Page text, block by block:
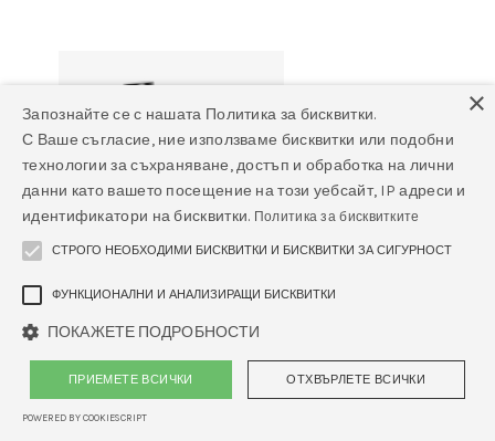
8028
×
Запознайте се с нашата Политика за бисквитки.
С Ваше съгласие, ние използваме бисквитки или подобни
технологии за съхраняване, достъп и обработка на лични
данни като вашето посещение на този уебсайт, IP адреси и
идентификатори на бисквитки. Политика за бисквитките
СТРОГО НЕОБХОДИМИ БИСКВИТКИ И БИСКВИТКИ ЗА СИГУРНОСТ
ФУНКЦИОНАЛНИ И АНАЛИЗИРАЩИ БИСКВИТКИ
ПОКАЖЕТЕ ПОДРОБНОСТИ
ПРИЕМЕТЕ ВСИЧКИ ОТХВЪРЛЕТЕ ВСИЧКИ
POWERED BY COOKIESCRIPT